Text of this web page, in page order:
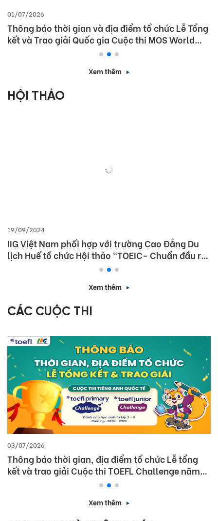
01/07/2026
Thông báo thời gian và địa điểm tổ chức Lễ Tổng
kết và Trao giải Quốc gia Cuộc thi MOS World
Xem thêm
HỘI THẢO
19/09/2024
IIG Việt Nam phối hợp với trường Cao Đẳng Du
lịch Huế tổ chức Hội thảo “TOEIC- Chuẩn đầu ra
tiếng Anh- Bí Quyết chinh phục nhà tuyển dụng”
Xem thêm
CÁC CUỘC THI
03/07/2026
Thông báo thời gian, địa điểm tổ chức Lễ tổng
kết và trao giải Cuộc thi TOEFL Challenge năm
Xem thêm